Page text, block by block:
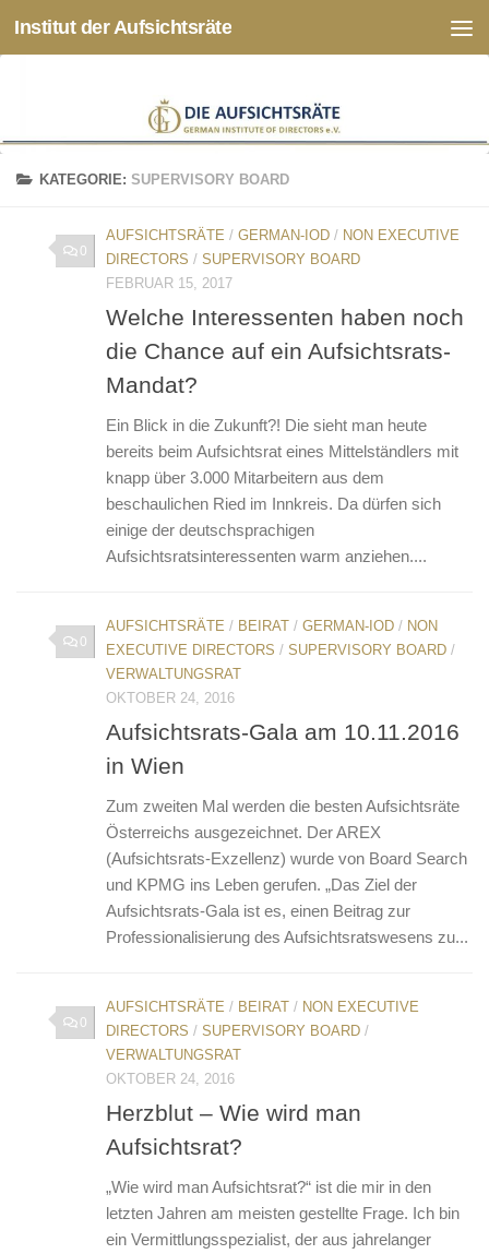
Zum Inhalt springen
Institut der Aufsichtsräte
KATEGORIE:SUPERVISORY BOARD
0
AUFSICHTSRÄTE / GERMAN-IOD / NON EXECUTIVE
DIRECTORS / SUPERVISORY BOARD
FEBRUAR 15, 2017
Welche Interessenten haben noch
die Chance auf ein Aufsichtsrats-
Mandat?
Ein Blick in die Zukunft?! Die sieht man heute
bereits beim Aufsichtsrat eines Mittelständlers mit
knapp über 3.000 Mitarbeitern aus dem
beschaulichen Ried im Innkreis. Da dürfen sich
einige der deutschsprachigen
Aufsichtsratsinteressenten warm anziehen....
0
AUFSICHTSRÄTE / BEIRAT / GERMAN-IOD / NON
EXECUTIVE DIRECTORS / SUPERVISORY BOARD /
VERWALTUNGSRAT
OKTOBER 24, 2016
Aufsichtsrats-Gala am 10.11.2016
in Wien
Zum zweiten Mal werden die besten Aufsichtsräte
Österreichs ausgezeichnet. Der AREX
(Aufsichtsrats-Exzellenz) wurde von Board Search
und KPMG ins Leben gerufen. „Das Ziel der
Aufsichtsrats-Gala ist es, einen Beitrag zur
Professionalisierung des Aufsichtsratswesens zu...
0
AUFSICHTSRÄTE / BEIRAT / NON EXECUTIVE
DIRECTORS / SUPERVISORY BOARD /
VERWALTUNGSRAT
OKTOBER 24, 2016
Herzblut – Wie wird man
Aufsichtsrat?
„Wie wird man Aufsichtsrat?“ ist die mir in den
letzten Jahren am meisten gestellte Frage. Ich bin
ein Vermittlungsspezialist, der aus jahrelanger